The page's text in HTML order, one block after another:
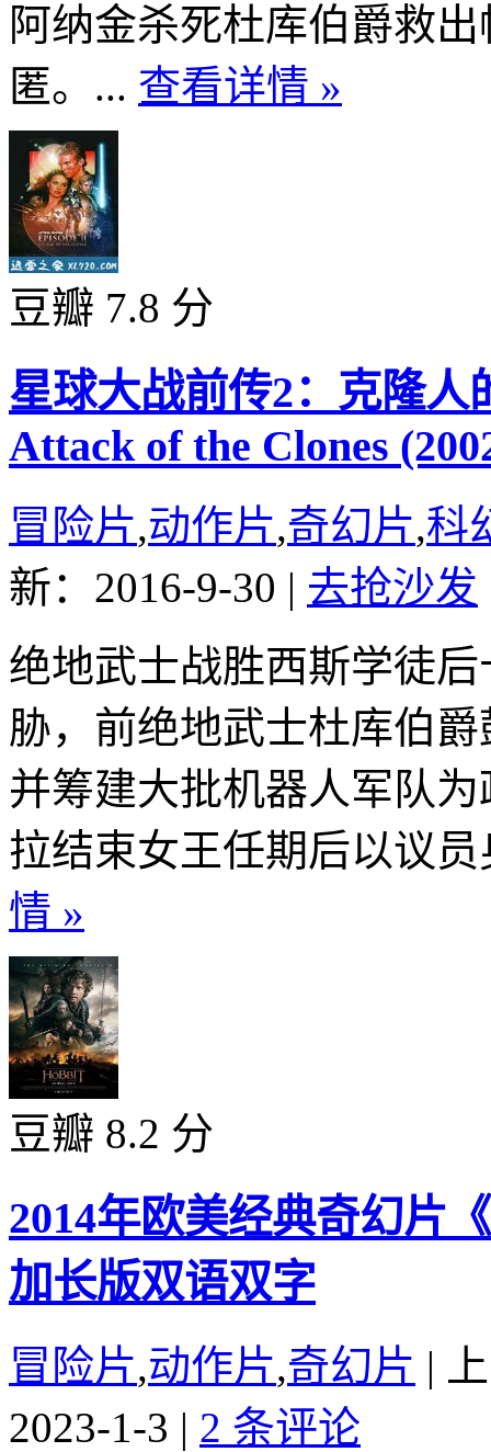
阿纳金杀死杜库伯爵救
匿。... 查看详情 »
豆瓣 7.8 分
星球大战前传2：克隆人
Attack of the Clones
冒险片,动作片,奇幻片,科
新：2016-9-30 | 去抢沙发
绝地武士战胜西斯学徒
胁，前绝地武士杜库伯
并筹建大批机器人军队
拉结束女王任期后以议
情 »
豆瓣 8.2 分
2014年欧美经典奇幻片
加长版双语双字
冒险片,动作片,奇幻片 |
2023-1-3 | 2 条评论